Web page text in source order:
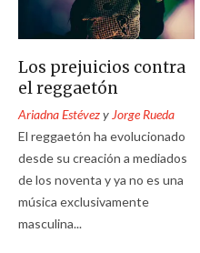
Los prejuicios contra
el reggaetón
Ariadna Estévezy Jorge Rueda
El reggaetón ha evolucionado
desde su creación a mediados
de los noventa y ya no es una
música exclusivamente
masculina...